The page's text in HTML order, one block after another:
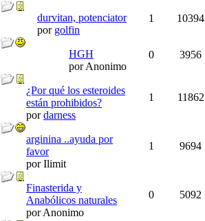
durvitan, potenciator
por golfin
1 10394
HGH
por Anonimo
0 3956
¿Por qué los esteroides
están prohibidos?
pordarness
1 11862
arginina ..ayuda por
favor
por Ilimit
1 9694
Finasterida y
Anabólicos naturales
por Anonimo
0 5092